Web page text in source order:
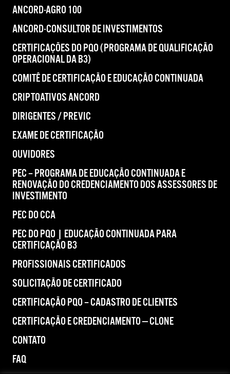
ANCORD-AGRO 100
ANCORD-CONSULTOR DE INVESTIMENTOS
CERTIFICAÇÕES DO PQO (PROGRAMA DE QUALIFICAÇÃO
OPERACIONAL DA B3)
COMITÊ DE CERTIFICAÇÃO E EDUCAÇÃO CONTINUADA
CRIPTOATIVOS ANCORD
DIRIGENTES / PREVIC
EXAME DE CERTIFICAÇÃO
OUVIDORES
PEC – PROGRAMA DE EDUCAÇÃO CONTINUADA E
RENOVAÇÃO DO CREDENCIAMENTO DOS ASSESSORES DE
INVESTIMENTO
PEC DO CCA
PEC DO PQO | EDUCAÇÃO CONTINUADA PARA
CERTIFICAÇÃO B3
PROFISSIONAIS CERTIFICADOS
SOLICITAÇÃO DE CERTIFICADO
CERTIFICAÇÃO PQO – CADASTRO DE CLIENTES
CERTIFICAÇÃO E CREDENCIAMENTO — CLONE
CONTATO
FAQ